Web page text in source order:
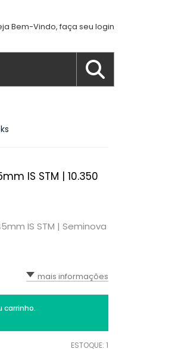
Bem-Vindo, faça seu login
IS STM | 10.350
IS STM | Seminova
mais informações
carrinho.
ESTOQUE: 1